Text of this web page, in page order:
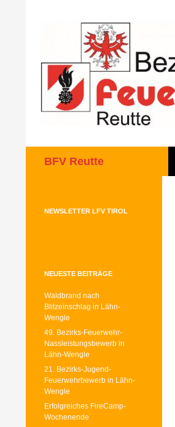
BFV Reutte
NEWSLETTER LFV TIROL
NEUESTE BEITRÄGE
Waldbrand nach
Blitzeinschlag in Lähn-
Wengle
49. Bezirks-Feuerwehr-
Nassleistungsbewerb in
Lähn-Wengle
21. Bezirks-Jugend-
Feuerwehrbewerb in Lähn-
Wengle
Erfolgreiches FireCamp-
Wochenende